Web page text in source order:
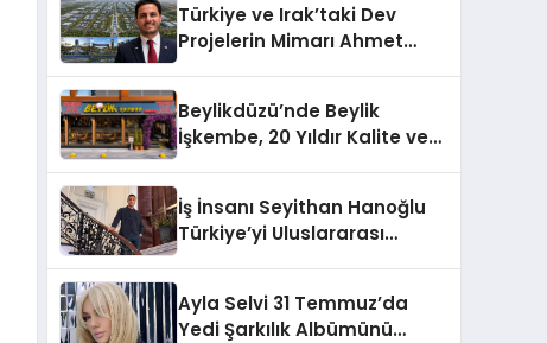
Türkiye ve Irak’taki Dev
Projelerin Mimarı Ahmet
Holding Industrial City”
Projesini Hayata Geçirecek
Beylikdüzü’nde Beylik
İşkembe, 20 Yıldır Kalite ve
İş İnsanı Seyithan Hanoğlu
Türkiye’yi Uluslararası
Ayla Selvi 31 Temmuz’da
Yedi Şarkılık Albümünü